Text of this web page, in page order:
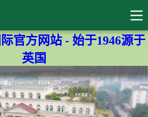
官方网站 - 始于1946源于
英国